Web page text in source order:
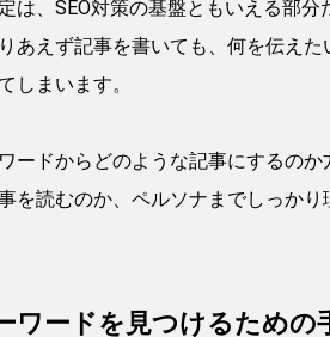
は、SEO対策の基盤ともいえる部分
あえず記事を書いても、何を伝え
しまいます。
ードからどのような記事にするの
を読むのか、ペルソナまでしっかり
ワードを見つけるための